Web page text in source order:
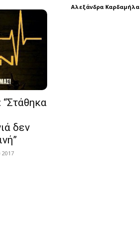
Αλεξάνδρα Καρδαμήλα
δεν
2017